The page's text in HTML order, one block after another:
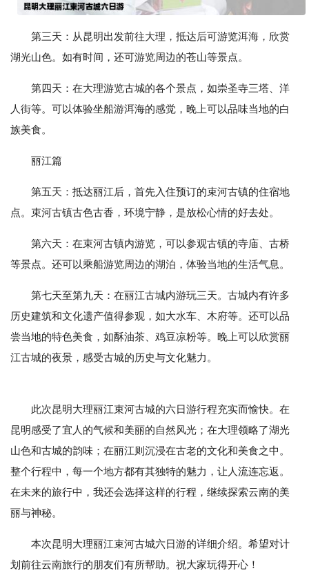
第三天：从昆明出发前往大理，抵达后可游览洱海，欣赏
湖光山色。如有时间，还可游览周边的苍山等景点。
第四天：在大理游览古城的各个景点，如崇圣寺三塔、洋
人街等。可以体验坐船游洱海的感觉，晚上可以品味当地的白
族美食。
丽江篇
第五天：抵达丽江后，首先入住预订的束河古镇的住宿地
点。束河古镇古色古香，环境宁静，是放松心情的好去处。
第六天：在束河古镇内游览，可以参观古镇的寺庙、古桥
等景点。还可以乘船游览周边的湖泊，体验当地的生活气息。
第七天至第九天：在丽江古城内游玩三天。古城内有许多
历史建筑和文化遗产值得参观，如大水车、木府等。还可以品
尝当地的特色美食，如酥油茶、鸡豆凉粉等。晚上可以欣赏丽
江古城的夜景，感受古城的历史与文化魅力。
此次昆明大理丽江束河古城的六日游行程充实而愉快。在
昆明感受了宜人的气候和美丽的自然风光；在大理领略了湖光
山色和古城的韵味；在丽江则沉浸在古老的文化和美食之中。
整个行程中，每一个地方都有其独特的魅力，让人流连忘返。
在未来的旅行中，我还会选择这样的行程，继续探索云南的美
丽与神秘。
本次昆明大理丽江束河古城六日游的详细介绍。希望对计
划前往云南旅行的朋友们有所帮助。祝大家玩得开心！